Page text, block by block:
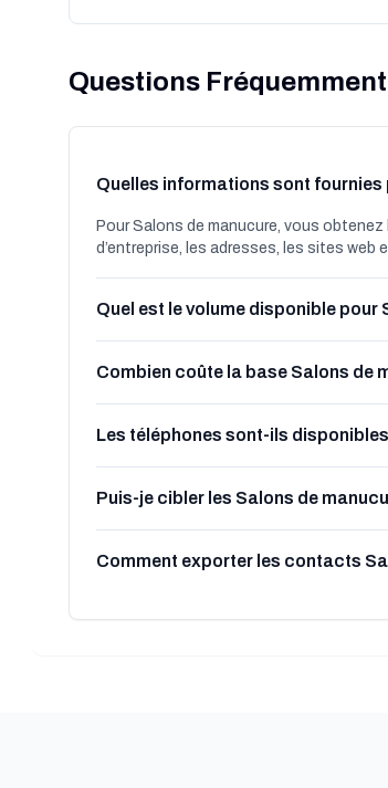
Questions
Quelles informations sont fournies
Pour Salons de manucure, vous
d’entreprise, les adresses, les sites web
Quel est le volume disponible pour
Combien coûte la base Salons de
Les téléphones sont-ils
Puis-je cibler les Salons de
Comment exporter les contacts